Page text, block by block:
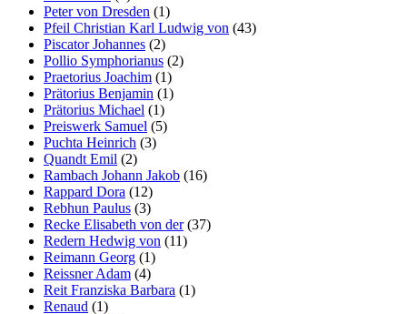
Peter von Dresden (1)
Pfeil Christian Karl Ludwig von (43)
Piscator Johannes (2)
Pollio Symphorianus (2)
Praetorius Joachim (1)
Prätorius Benjamin (1)
Prätorius Michael (1)
Preiswerk Samuel (5)
Puchta Heinrich (3)
Quandt Emil (2)
Rambach Johann Jakob (16)
Rappard Dora (12)
Rebhun Paulus (3)
Recke Elisabeth von der(37)
Redern Hedwig von (11)
Reimann Georg (1)
Reissner Adam (4)
Reit Franziska Barbara (1)
Renaud (1)